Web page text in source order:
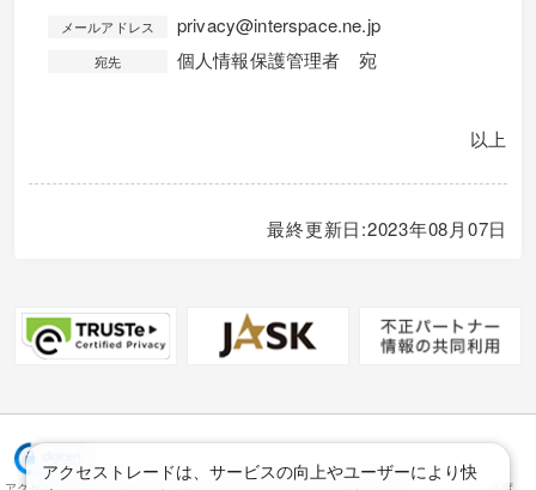
メールアドレス privacy@interspace.ne.jp
宛先 個人情報保護管理者 宛
以上
最終更新日:2023年08月07日
アクセストレードは、サービスの向上やユーザーにより快